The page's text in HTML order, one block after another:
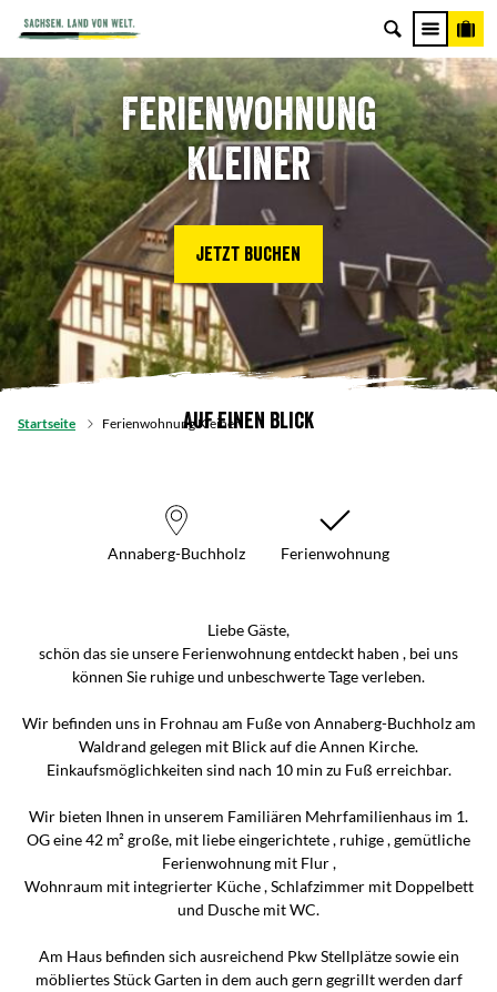
Ferienwohnung
Kleiner
Jetzt buchen
Startseite Ferienwohnung KleinerAuf einen Blick
Annaberg-Buchholz Ferienwohnung
Liebe Gäste,
schön das sie unsere Ferienwohnung entdeckt haben , bei uns
können Sie ruhige und unbeschwerte Tage verleben.
Wir befinden uns in Frohnau am Fuße von Annaberg-Buchholz am
Waldrand gelegen mit Blick auf die Annen Kirche.
Einkaufsmöglichkeiten sind nach 10 min zu Fuß erreichbar.
Wir bieten Ihnen in unserem Familiären Mehrfamilienhaus im 1.
OG eine 42 m² große, mit liebe eingerichtete , ruhige , gemütliche
Ferienwohnung mit Flur ,
Wohnraum mit integrierter Küche , Schlafzimmer mit Doppelbett
und Dusche mit WC.
Am Haus befinden sich ausreichend Pkw Stellplätze sowie ein
möbliertes Stück Garten in dem auch gern gegrillt werden darf